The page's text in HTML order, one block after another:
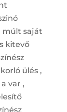
múlt saját
kitevő
ülés ,
var ,